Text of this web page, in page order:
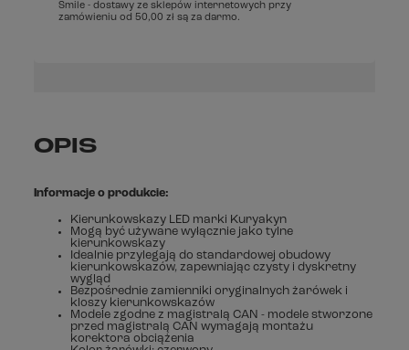
Smile - dostawy ze sklepów internetowych przy
zamówieniu od 50,00 zł są za darmo.
OPIS
Informacje o produkcie:
Kierunkowskazy LED marki Kuryakyn
Mogą być używane wyłącznie jako tylne
kierunkowskazy
Idealnie przylegają do standardowej obudowy
kierunkowskazów, zapewniając czysty i dyskretny
wygląd
Bezpośrednie zamienniki oryginalnych żarówek i
kloszy kierunkowskazów
Modele zgodne z magistralą CAN - modele stworzone
przed magistralą CAN wymagają montażu
korektora obciążenia